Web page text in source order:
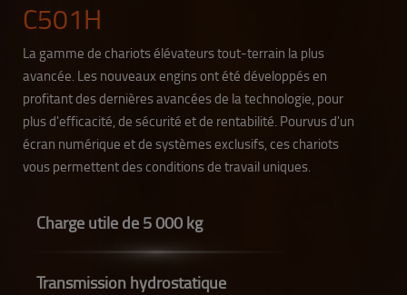
C501H
La gamme de chariots élévateurs tout-terrain la plus
avancée. Les nouveaux engins ont été développés en
profitant des dernières avancées de la technologie, pour
plus d'efficacité, de sécurité et de rentabilité. Pourvus d'un
écran numérique et de systèmes exclusifs, ces chariots
vous permettent des conditions de travail uniques.
Charge utile de 5 000 kg
Transmission hydrostatique